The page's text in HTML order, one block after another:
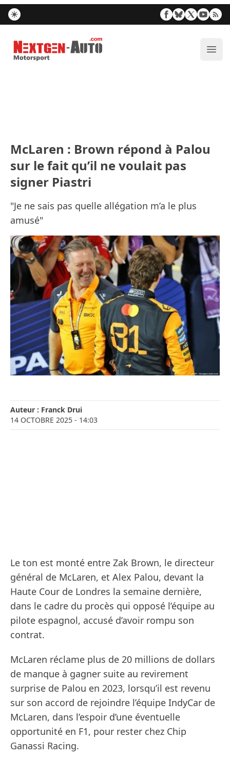
Nextgen-Auto.com
McLaren : Brown répond à Palou
sur le fait qu’il ne voulait pas
signer Piastri
"Je ne sais pas quelle allégation m’a le plus
amusé"
Auteur : Franck Drui
14 OCTOBRE 2025 - 14:03
Le ton est monté entre Zak Brown, le directeur
général de McLaren, et Alex Palou, devant la
Haute Cour de Londres la semaine dernière,
dans le cadre du procès qui opposé l’équipe au
pilote espagnol, accusé d’avoir rompu son
contrat.
McLaren réclame plus de 20 millions de dollars
de manque à gagner suite au revirement
surprise de Palou en 2023, lorsqu’il est revenu
sur son accord de rejoindre l’équipe IndyCar de
McLaren, dans l’espoir d’une éventuelle
opportunité en F1, pour rester chez Chip
Ganassi Racing.